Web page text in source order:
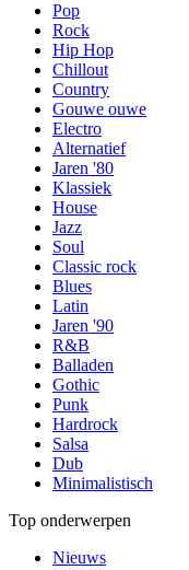
Pop
Rock
Hip Hop
Chillout
Country
Gouwe ouwe
Electro
Alternatief
Jaren '80
Klassiek
House
Jazz
Soul
Classic rock
Blues
Latin
Jaren '90
R&B
Balladen
Gothic
Punk
Hardrock
Salsa
Dub
Minimalistisch
Top onderwerpen
Nieuws